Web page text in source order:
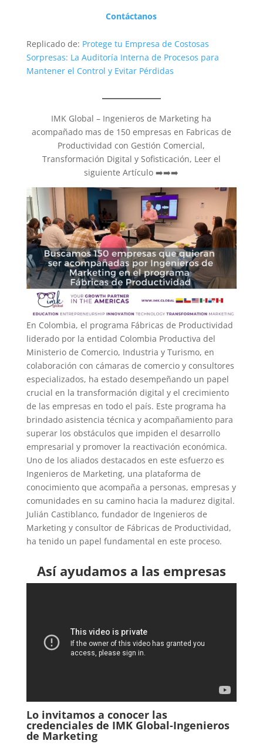
Contáctanos
Replicado de: Protege tu Empresa de Costosas
Sorpresas: La Auditoría Interna de Procesos para
Mantener el Control y Evitar Pérdidas
IMK Global – Ingenieros de Marketing ha
acompañado mas de 150 empresas en Fabricas de
Productividad con Gestión Comercial,
Transformación Digital y Sofisticación, Leer el
siguiente Artículo ➡️➡️➡️
En Colombia, el programa Fábricas de Productividad
liderado por la entidad Colombia Productiva del
Ministerio de Comercio, Industria y Turismo, en
colaboración con cámaras de comercio y consultores
especializados, ha estado desempeñando un papel
crucial en la transformación digital y el crecimiento
de las empresas en todo el país. Este programa ha
brindado asistencia técnica y acompañamiento para
superar los obstáculos que impiden el desarrollo
empresarial y promover la reactivación económica.
Uno de los aliados destacados en este esfuerzo es
Ingenieros de Marketing, una plataforma de
conocimiento que acompaña a personas, empresas y
comunidades en su camino hacia la madurez digital.
Julián Castiblanco, fundador de Ingenieros de
Marketing y consultor de Fábricas de Productividad,
ha tenido un papel fundamental en este proceso.
Así ayudamos a las empresas
Lo invitamos a conocer las
credenciales de IMK Global-Ingenieros
de Marketing